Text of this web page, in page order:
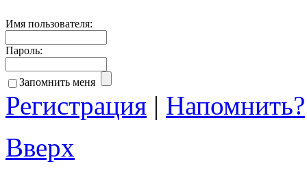
Имя пользователя:
Пароль:
Запомнить меня
Регистрация | Напомнить?
Вверх